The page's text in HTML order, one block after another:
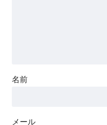
名前
メール